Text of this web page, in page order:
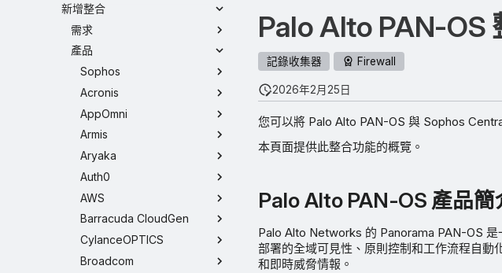
新增整合
需求
產品
Sophos
Acronis
AppOmni
Armis
Aryaka
Auth0
AWS
Barracuda CloudGen
CylanceOPTICS
Broadcom
Palo Alto PAN-OS
記錄收集器 Firewall
2026年2月25日
您可以將 Palo Alto PAN-OS 與 Sophos
本頁面提供此整合功能的概覽。
Palo Alto PAN-OS 產品簡
Palo Alto Networks 的 Panorama PAN-OS
部署的全域可見性、原則控制和工作流程自動
和即時威脅情報。